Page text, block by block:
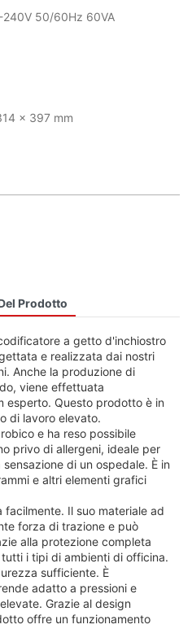
240V 50/60Hz 60VA
x 397 mm
Prodotto
a getto d'inchiostro
e realizzata dai nostri
Anche la produzione di
viene effettuata
esperto. Questo prodotto è in
di lavoro elevato.
e ha reso possibile
privo di allergeni, ideale per
di un ospedale. È in
e altri elementi grafici
Il suo materiale ad
forza di trazione e può
alla protezione completa
i tipi di ambienti di officina.
sufficiente. È
adatto a pressioni e
Grazie al design
offre un funzionamento